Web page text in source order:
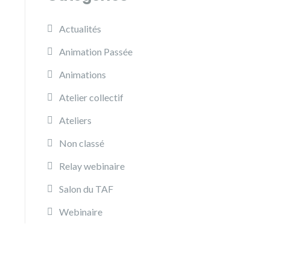
Actualités
Animation Passée
Animations
Atelier collectif
Ateliers
Non classé
Relay webinaire
Salon du TAF
Webinaire